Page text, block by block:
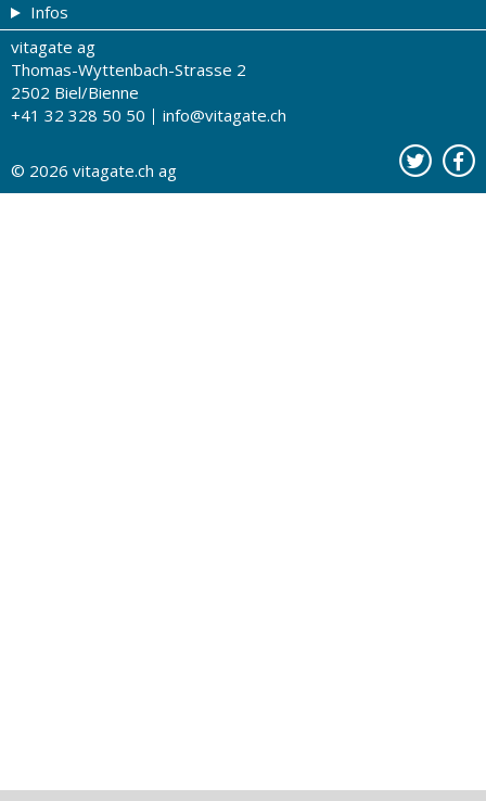
Themen von A-Z
Therapien von A-Z
Gesundheit zum Hören
Gesundheitstests
Gutscheine
Drogistenstern
Drogeriesuche
Partner-Drogerien
Kontakt
Infos
Impressum
Über uns
Nutzungsbestimmungen
Werbung auf vitagate.ch
vitagate ag
Thomas-Wyttenbach-Strasse 2
2502 Biel/Bienne
+41 32 328 50 50
info@vitagate.ch
© 2026 vitagate.ch ag